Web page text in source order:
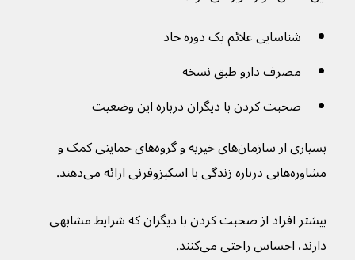
شناسایی علائم یک دوره حاد
مصرف دارو طبق نسخه
صحبت کردن با دیگران درباره این وضعیت
بسیاری از سازمان‌های خیریه و گروه‌های حمایتی کمک و
مشاوره‌هایی درباره زندگی با اسکیزوفرنی ارائه می‌دهند.
بیشتر افراد از صحبت کردن با دیگران که شرایط مشابهی
دارند، احساس راحتی می‌کنند.